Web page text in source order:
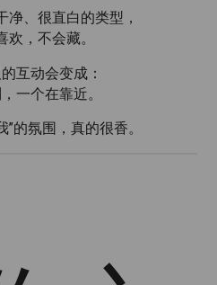
净、很直白的类型，
欢，不会藏。
互动会变成：
一个在靠近。
”的氛围，真的很香。